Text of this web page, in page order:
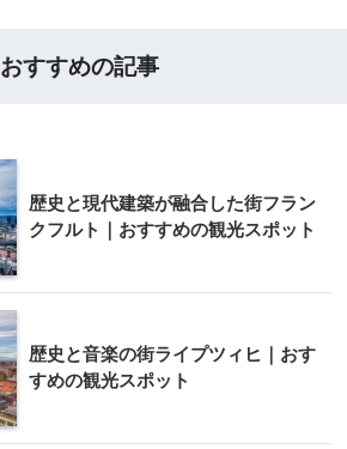
おすすめの記事
歴史と現代建築が融合した街フラン
クフルト｜おすすめの観光スポット
歴史と音楽の街ライプツィヒ｜おす
すめの観光スポット